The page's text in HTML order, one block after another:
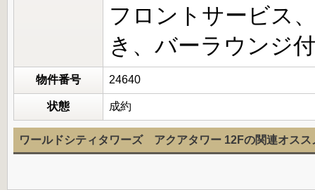
フロントサービス
き、バーラウンジ
物件番号 24640
状態 成約
ワールドシティタワーズ アクアタワー 12Fの関連オスス